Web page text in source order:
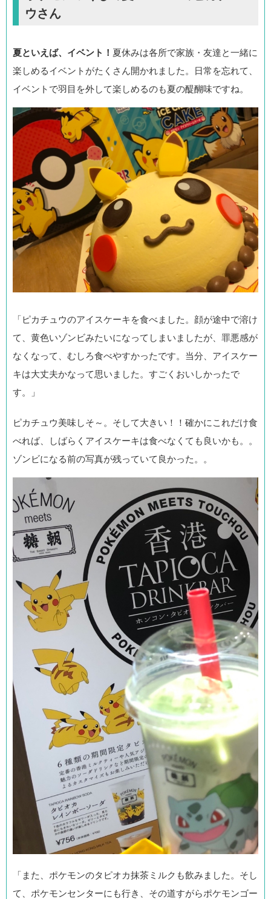
ウさん
夏といえば、イベント！ 夏休みは各所で家族・友達と一緒に
楽しめるイベントがたくさん開かれました。日常を忘れて、
イベントで羽目を外して楽しめるのも夏の醍醐味ですね。
「ピカチュウのアイスケーキを食べました。顔が途中で溶け
て、黄色いゾンビみたいになってしまいましたが、罪悪感が
なくなって、むしろ食べやすかったです。当分、アイスケー
キは大丈夫かなって思いました。すごくおいしかったで
す。」
ピカチュウ美味しそ～。そして大きい！！確かにこれだけ食
べれば、しばらくアイスケーキは食べなくても良いかも。。
ゾンビになる前の写真が残っていて良かった。。
「また、ポケモンのタピオカ抹茶ミルクも飲みました。そし
て、ポケモンセンターにも行き、その道すがらポケモンゴー